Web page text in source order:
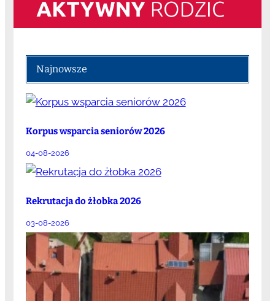
Najnowsze
Korpus wsparcia seniorów 2026
04-08-2026
Rekrutacja do żłobka 2026
03-08-2026